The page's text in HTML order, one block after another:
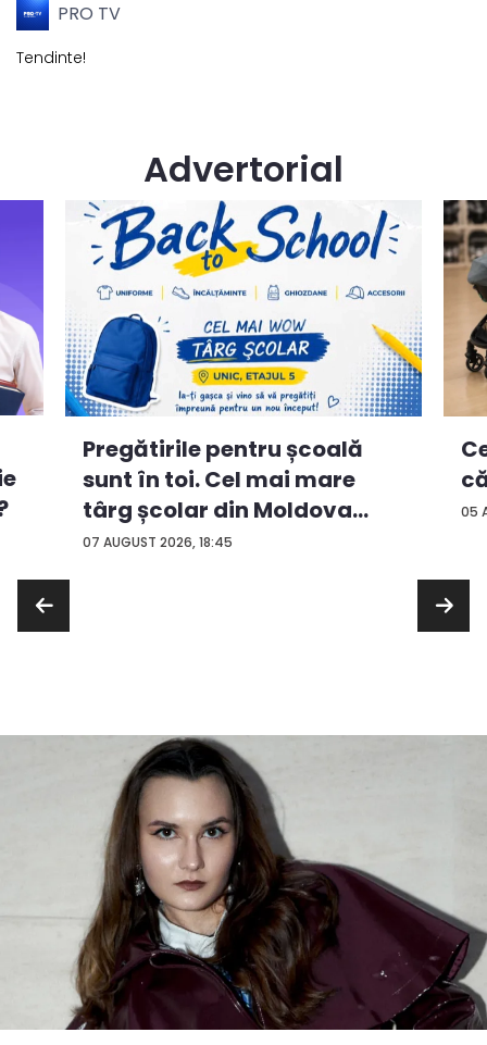
PRO TV
Tendinte!
Advertorial
07 AUGUST 2026, 18:45
Pregătirile pentru școală
sunt în toi. Cel mai mare
târg școlar din Moldova
con...
05